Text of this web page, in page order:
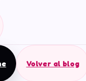
Volver al blog